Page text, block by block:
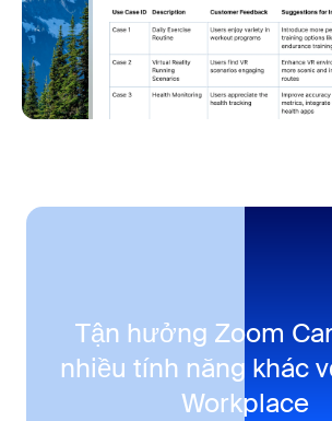
Tận hưởng Zoom
nhiều tính năng khác
Workplace